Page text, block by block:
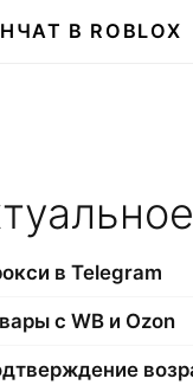
ЧАТ В ROBLOX
в Telegram
с WB и Ozon